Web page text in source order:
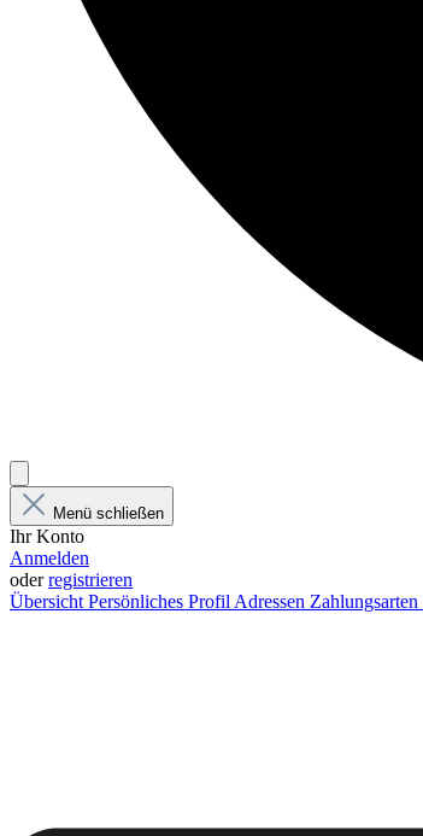
Menü schließen
Ihr Konto
Anmelden
oderregistrieren
Übersicht Persönliches Profil Adressen Zahlungsarten